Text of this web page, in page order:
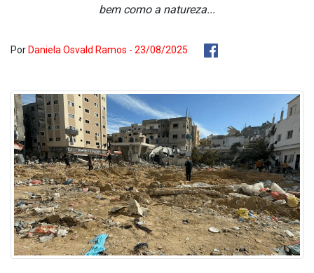
bem como a natureza...
Por Daniela Osvald Ramos - 23/08/2025